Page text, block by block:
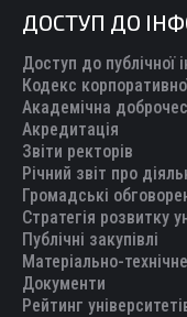
ДОСТУП ДО
Доступ до публічної
Кодекс
Академічна
Акредитація
Звіти ректорів
Річний звіт про
Громадські
Стратегія розвитку
Публічні закупівлі
Матеріально-
Документи
Рейтинг